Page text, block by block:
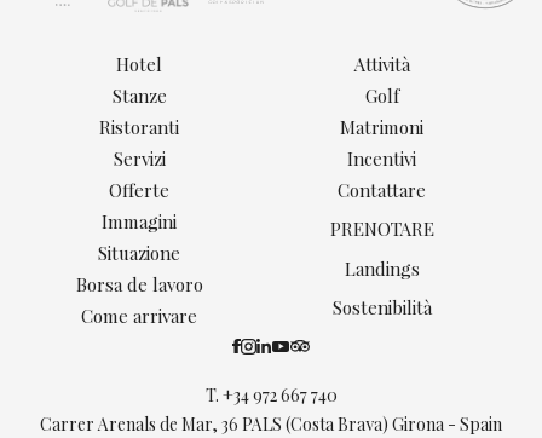
T. +34 972 667 740
Carrer Arenals de Mar, 36 PALS (Costa Brava) Girona - Spain
Hotel
Stanze
Ristoranti
Servizi
Attività
Golf
Matrimoni
Incentivi
Offerte
Immagini
Situazione
Borsa de lavoro
Come arrivare
Contattare
PRENOTARE
Landings
Sostenibilità